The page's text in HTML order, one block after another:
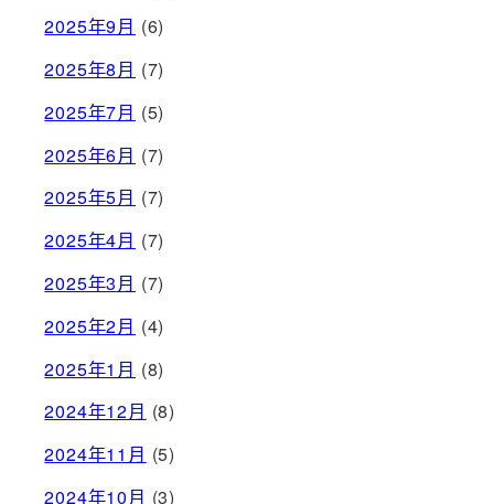
2025年9月 (6)
2025年8月 (7)
2025年7月 (5)
2025年6月 (7)
2025年5月 (7)
2025年4月 (7)
2025年3月 (7)
2025年2月 (4)
2025年1月 (8)
2024年12月 (8)
2024年11月 (5)
2024年10月 (3)